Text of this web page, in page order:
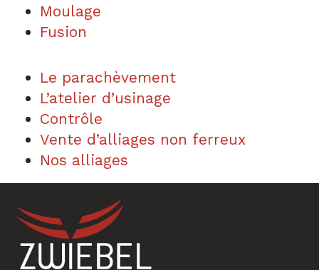
Moulage
Fusion
Le parachèvement
L’atelier d’usinage
Contrôle
Vente d’alliages non ferreux
Nos alliages